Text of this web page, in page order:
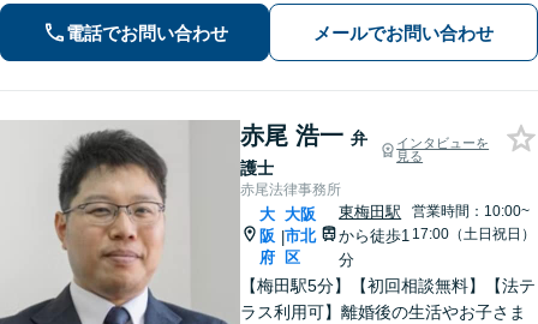
渉はすべてお任せください。【刑事事
件】解決実績豊富。電話は23時まで対
電話でお問い合わせ メールでお問い合わせ
赤尾 浩一 弁
護士
インタビューを
見る
赤尾法律事務所
大
阪
府
|
大阪
市北
区
東梅田駅
から徒歩1
分
営業時間：10:00~
17:00（土日祝日）
【梅田駅5分】【初回相談無料】【法テ
ラス利用可】離婚後の生活やお子さま